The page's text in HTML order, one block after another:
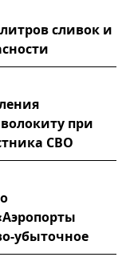
сливок и
при
СВО
убыточное